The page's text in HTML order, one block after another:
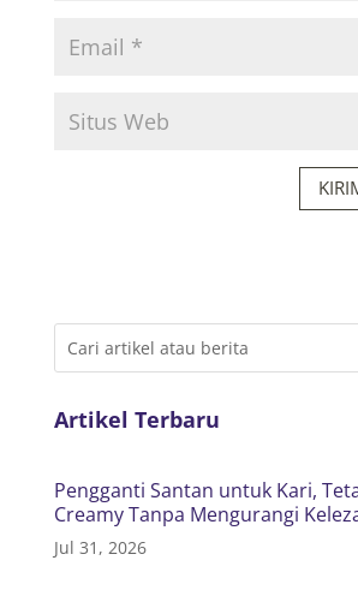
Artikel Terbaru
Pengganti Santan untuk Kari,
Creamy Tanpa Mengurangi
Jul 31, 2026